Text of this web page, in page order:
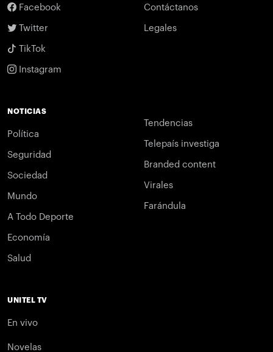
Facebook
Twitter
TikTok
Instagram
Contáctanos
Legales
NOTICIAS
Política
Seguridad
Sociedad
Mundo
A Todo Deporte
Economía
Salud
Tendencias
Telepaís investiga
Branded content
Virales
Farándula
UNITEL TV
En vivo
Novelas